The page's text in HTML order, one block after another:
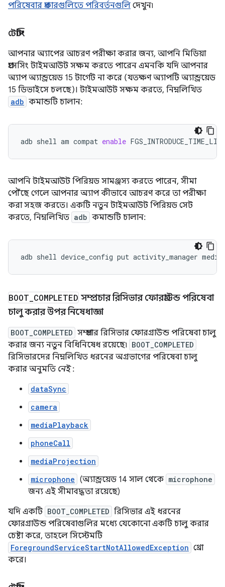
পরিষেবার প্রকারগুলিতে পরিবর্তনগুলি দেখুন৷
টেস্টিং
আপনার অ্যাপের আচরণ পরীক্ষা করার জন্য, আপনি মিডিয়া
প্রসেসিং টাইমআউট সক্ষম করতে পারেন এমনকি যদি আপনার
অ্যাপ অ্যান্ড্রয়েড 15 টার্গেট না করে (যতক্ষণ অ্যাপটি অ্যান্ড্রয়েড
15 ডিভাইসে চলছে)। টাইমআউট সক্ষম করতে, নিম্নলিখিত
adb কমান্ডটি চালান:
adb shell am compat enable
আপনি টাইমআউট পিরিয়ড সামঞ্জস্য করতে পারেন, সীমা
পৌঁছে গেলে আপনার অ্যাপ কীভাবে আচরণ করে তা পরীক্ষা
করা সহজ করতে। একটি নতুন টাইমআউট পিরিয়ড সেট
করতে, নিম্নলিখিত adb কমান্ডটি চালান:
adb shell device_config put activity_manager
BOOT COMPLETED সম্প্রচার রিসিভার ফোরগ্রাউন্ড পরিষেবা
চালু করার উপর নিষেধাজ্ঞা
BOOT_COMPLETED সম্প্রচার রিসিভার ফোরগ্রাউন্ড পরিষেবা চালু
করার জন্য নতুন বিধিনিষেধ রয়েছে৷ BOOT_COMPLETED
রিসিভারদের নিম্নলিখিত ধরনের অগ্রভাগের পরিষেবা চালু
করার অনুমতি নেই:
dataSync
camera
mediaPlayback
phoneCall
mediaProjection
microphone (অ্যান্ড্রয়েড 14 সাল থেকে microphone
জন্য এই সীমাবদ্ধতা রয়েছে)
যদি একটি BOOT_COMPLETED রিসিভার এই ধরনের
ফোরগ্রাউন্ড পরিষেবাগুলির মধ্যে যেকোনো একটি চালু করার
চেষ্টা করে, তাহলে সিস্টেমটি
ForegroundServiceStartNotAllowedException থ্রো
করে।